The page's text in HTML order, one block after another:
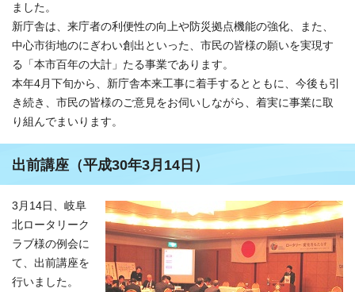
ました。
新庁舎は、来庁者の利便性の向上や防災拠点機能の強化、また、
中心市街地のにぎわい創出といった、市民の皆様の願いを実現す
る「本市百年の大計」たる事業であります。
本年4月下旬から、新庁舎本来工事に着手するとともに、今後も引
き続き、市民の皆様のご意見をお伺いしながら、着実に事業に取
り組んでまいります。
出前講座（平成30年3月14日）
3月14日、岐阜
北ロータリーク
ラブ様の例会に
て、出前講座を
行いました。